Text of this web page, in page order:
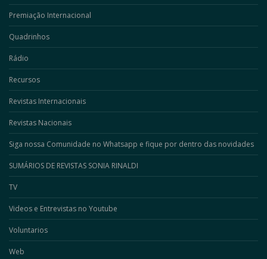
Premiação Internacional
Quadrinhos
Rádio
Recursos
Revistas Internacionais
Revistas Nacionais
Siga nossa Comunidade no Whatsapp e fique por dentro das novidades
SUMÁRIOS DE REVISTAS SONIA RINALDI
TV
Videos e Entrevistas no Youtube
Voluntarios
Web